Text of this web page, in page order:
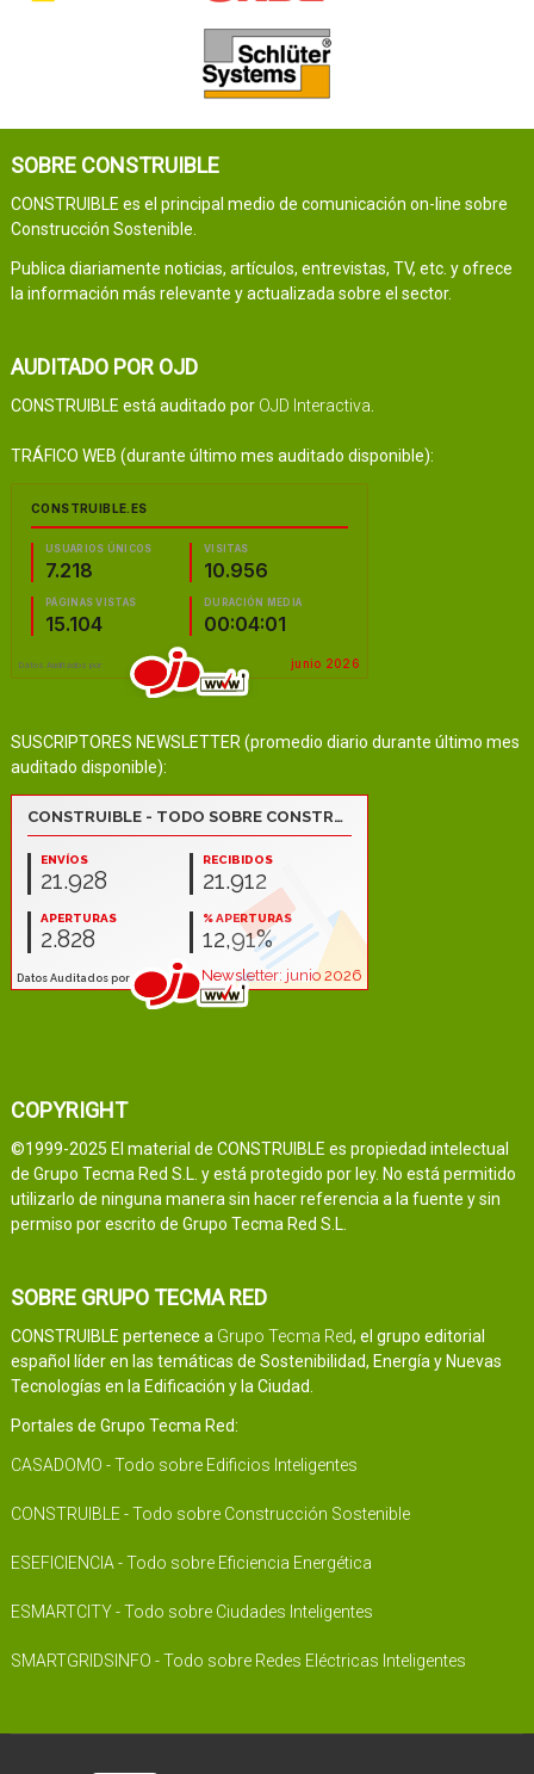
SOBRE CONSTRUIBLE
CONSTRUIBLE es el principal medio de comunicación on-line sobre
Construcción Sostenible.
Publica diariamente noticias, artículos, entrevistas, TV, etc. y ofrece
la información más relevante y actualizada sobre el sector.
AUDITADO POR OJD
CONSTRUIBLE está auditado por OJD Interactiva
TRÁFICO WEB (durante último mes auditado disponible):
SUSCRIPTORES NEWSLETTER (promedio diario durante último mes
auditado disponible):
COPYRIGHT
©1999-2025 El material de CONSTRUIBLE es propiedad intelectual
de Grupo Tecma Red S.L. y está protegido por ley. No está permitido
utilizarlo de ninguna manera sin hacer referencia a la fuente y sin
permiso por escrito de Grupo Tecma Red S.L.
SOBRE GRUPO TECMA RED
CONSTRUIBLE pertenece a Grupo Tecma Red, el grupo editorial
español líder en las temáticas de Sostenibilidad, Energía y Nuevas
Tecnologías en la Edificación y la Ciudad.
Portales de Grupo Tecma Red:
CASADOMO - Todo sobre Edificios Inteligentes
CONSTRUIBLE - Todo sobre Construcción Sostenible
ESEFICIENCIA - Todo sobre Eficiencia Energética
ESMARTCITY - Todo sobre Ciudades Inteligentes
SMARTGRIDSINFO - Todo sobre Redes Eléctricas Inteligentes